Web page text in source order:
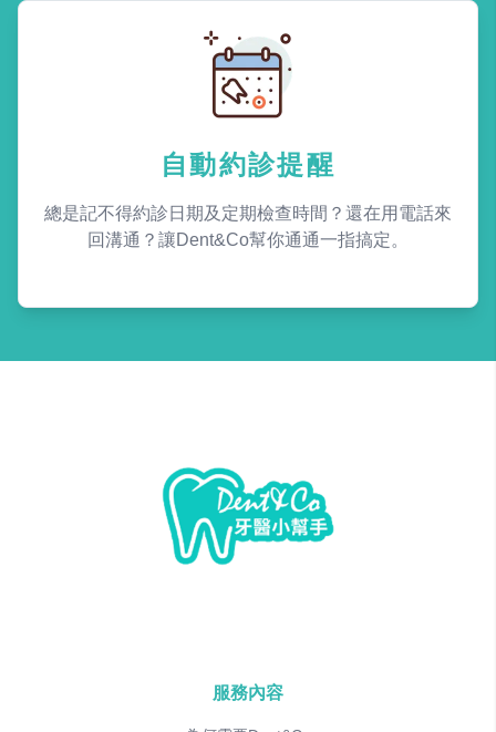
自動約診提醒
總是記不得約診日期及定期檢查時間？還在用電話來
回溝通？讓Dent&Co幫你通通一指搞定。
服務內容